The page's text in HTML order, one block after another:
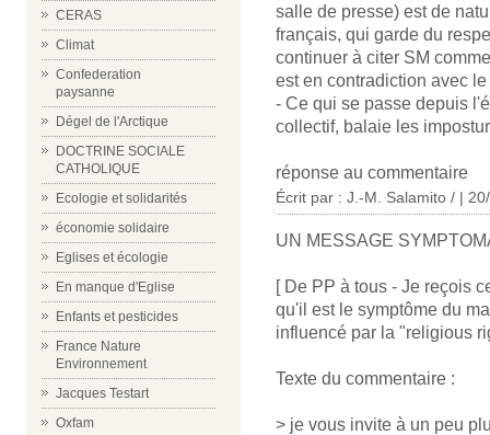
CERAS
Climat
Confederation
paysanne
Dégel de l'Arctique
DOCTRINE SOCIALE
CATHOLIQUE
Ecologie et solidarités
économie solidaire
Eglises et écologie
En manque d'Eglise
Enfants et pesticides
France Nature
Environnement
Jacques Testart
Oxfam
salle de presse) est de
français, qui garde du
continuer à citer SM
est en contradiction avec
- Ce qui se passe depuis
collectif, balaie les
réponse au commentaire
Écrit par : J.-M. Salamito / |
UN MESSAGE
[ De PP à tous - Je reçois
qu'il est le symptôme du
influencé par la "religious
Texte du commentaire :
> je vous invite à un peu